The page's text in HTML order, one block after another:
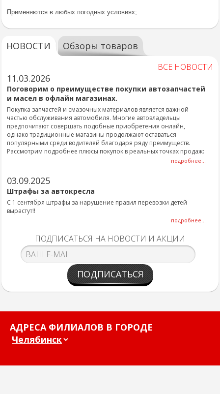
Применяются в любых погодных условиях;
НОВОСТИ Обзоры товаров
ВСЕ НОВОСТИ
11.03.2026
Поговорим о преимуществе покупки автозапчастей
и масел в офлайн магазинах.
Покупка запчастей и смазочных материалов является важной
частью обслуживания автомобиля. Многие автовладельцы
предпочитают совершать подобные приобретения онлайн,
однако традиционные магазины продолжают оставаться
популярными среди водителей благодаря ряду преимуществ.
Рассмотрим подробнее плюсы покупок в реальных точках продаж:
подробнее...
03.09.2025
Штрафы за автокресла
С 1 сентября штрафы за нарушение правил перевозки детей
вырастут!!
подробнее...
ПОДПИСАТЬСЯ НА НОВОСТИ И АКЦИИ
ПОДПИСАТЬСЯ
АДРЕСА ФИЛИАЛОВ В ГОРОДЕ